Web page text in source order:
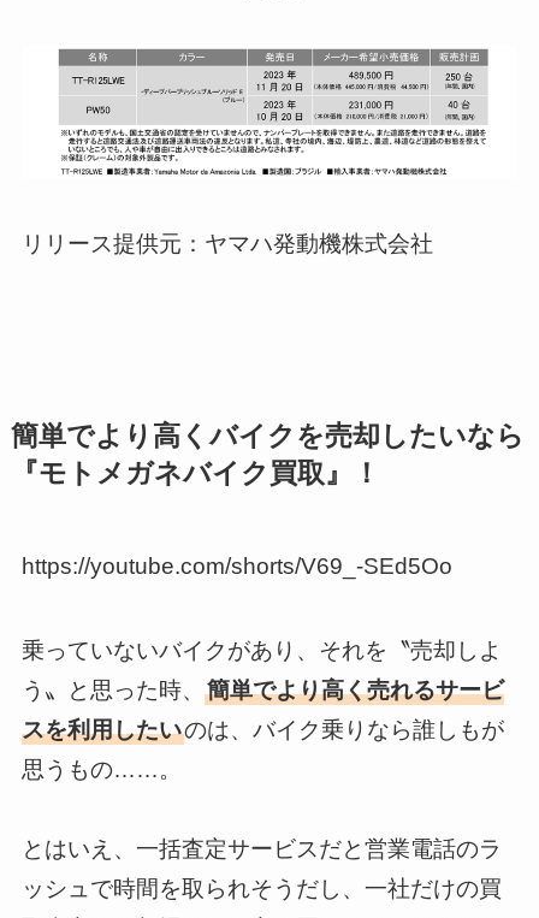
リリース提供元：ヤマハ発動機株式会社
簡単でより高くバイクを売却したいなら
『モトメガネバイク買取』！
https://youtube.com/shorts/V69_-SEd5Oo
乗っていないバイクがあり、それを〝売却しよ
う〟と思った時、 簡単でより高く売れるサービ
スを利用したいのは、バイク乗りなら誰しもが
思うもの……。
とはいえ、一括査定サービスだと営業電話のラ
ッシュで時間を取られそうだし、一社だけの買